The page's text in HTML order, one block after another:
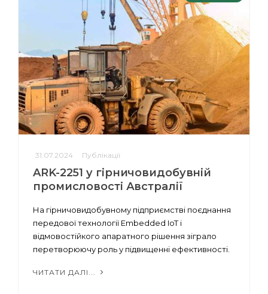
31.07.2024 Публікації
ARK-2251 у гірничовидобувній
промисловості Австралії
На гірничовидобувному підприємстві поєднання
передової технології Embedded IoT і
відмовостійкого апаратного рішення зіграло
перетворюючу роль у підвищенні ефективності.
ЧИТАТИ ДАЛІ...